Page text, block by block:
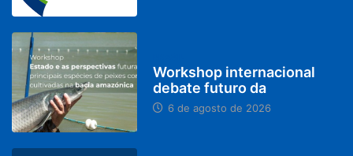
Workshop internacional
debate futuro da
6 de agosto de 2026